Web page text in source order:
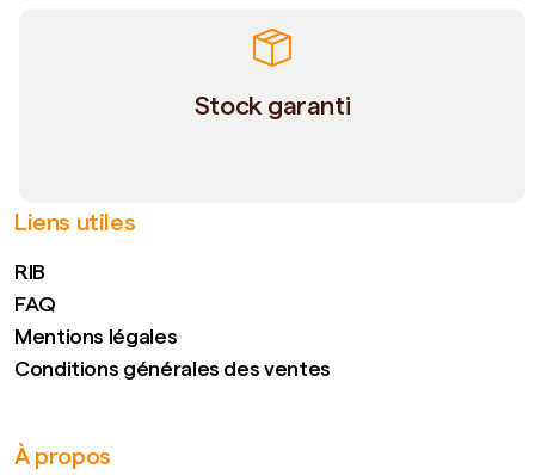
Stock garanti
Liens utiles
RIB
FAQ
Mentions légales
Conditions générales des ventes
À propos